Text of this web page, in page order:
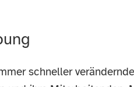
schneller